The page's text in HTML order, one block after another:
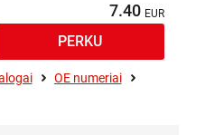
7.40
OE numeriai